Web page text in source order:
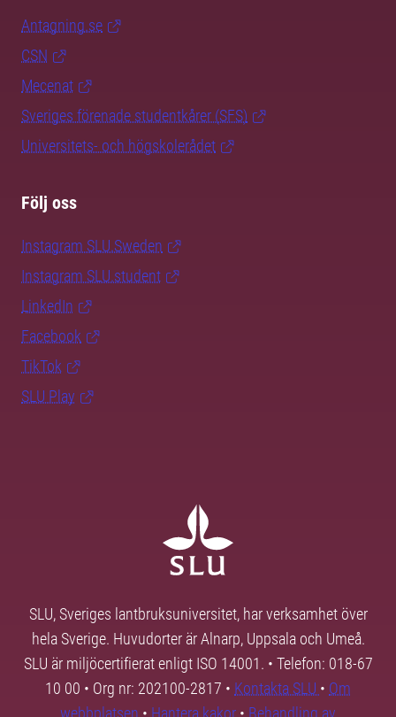
Antagning.se
CSN
Mecenat
Sveriges förenade studentkårer (SFS)
Universitets- och högskolerådet
Följ oss
Instagram SLU.Sweden
Instagram SLU.student
LinkedIn
Facebook
TikTok
SLU Play
SLU, Sveriges lantbruksuniversitet, har verksamhet över
hela Sverige. Huvudorter är Alnarp, Uppsala och Umeå.
SLU är miljöcertifierat enligt ISO 14001. • Telefon: 018-67
10 00 • Org nr: 202100-2817 • Kontakta SLU • Om
webbplatsen • Hantera kakor • Behandling av